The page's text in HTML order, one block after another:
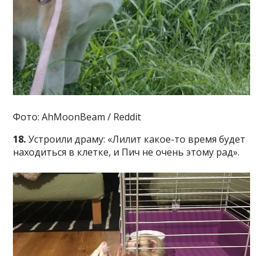
Фото: AhMoonBeam / Reddit
18.Устроили драму: «Лилит какое-то время будет
находиться в клетке, и Пич не очень этому рад».